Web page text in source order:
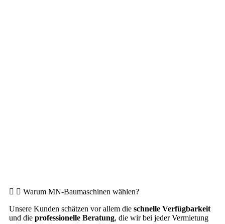
Warum MN-Baumaschinen wählen?
Unsere Kunden schätzen vor allem die schnelle Verfügbarkeit
und die professionelle Beratung, die wir bei jeder Vermietung